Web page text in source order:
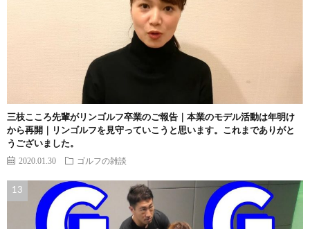
三枝こころ先輩がリンゴルフ卒業のご報告｜本業のモデル活動は年明け
から再開｜リンゴルフを見守っていこうと思います。これまでありがと
うございました。
2020.01.30 ゴルフの雑談